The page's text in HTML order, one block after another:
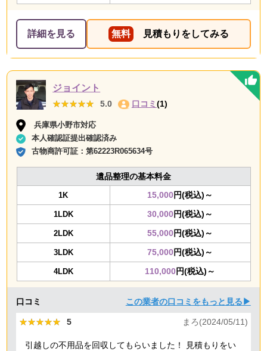
詳細を見る 無料 見積もりをしてみる
ジョイント
★★★★★
★★★★★ 5.0 口コミ (1)
兵庫県小野市対応
本人確認証提出確認済み
古物商許可証：第62223R065634号
遺品整理の基本料金
1K 15,000円(税込)～
1LDK 30,000円(税込)～
2LDK 55,000円(税込)～
3LDK 75,000円(税込)～
4LDK 110,000円(税込)～
口コミ この業者の口コミをもっと見る▶
★★★★★
★★★★★ 5 まろ(2024/05/11)
引越しの不用品を回収してもらいました！ 見積もりをい